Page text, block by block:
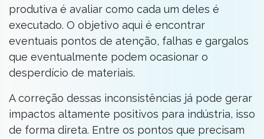
produtiva é avaliar como cada um deles é
executado. O objetivo aqui é encontrar
eventuais pontos de atenção, falhas e gargalos
que eventualmente podem ocasionar o
desperdício de materiais.
A correção dessas inconsistências já pode gerar
impactos altamente positivos para indústria, isso
de forma direta. Entre os pontos que precisam